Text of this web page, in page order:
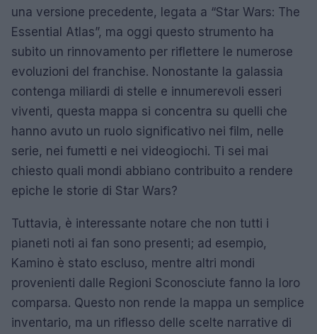
una versione precedente, legata a “Star Wars: The
Essential Atlas”, ma oggi questo strumento ha
subito un rinnovamento per riflettere le numerose
evoluzioni del franchise. Nonostante la galassia
contenga miliardi di stelle e innumerevoli esseri
viventi, questa mappa si concentra su quelli che
hanno avuto un ruolo significativo nei film, nelle
serie, nei fumetti e nei videogiochi. Ti sei mai
chiesto quali mondi abbiano contribuito a rendere
epiche le storie di Star Wars?
Tuttavia, è interessante notare che non tutti i
pianeti noti ai fan sono presenti; ad esempio,
Kamino è stato escluso, mentre altri mondi
provenienti dalle Regioni Sconosciute fanno la loro
comparsa. Questo non rende la mappa un semplice
inventario, ma un riflesso delle scelte narrative di